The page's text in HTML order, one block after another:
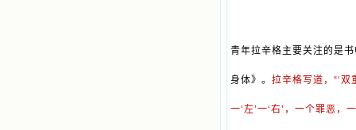
青年拉辛格主要关注的是
身体》。 拉辛格写道，“‘
一‘左’一‘右’，一个罪恶